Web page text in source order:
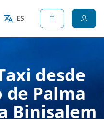
ES
desde
Palma
Binisalem